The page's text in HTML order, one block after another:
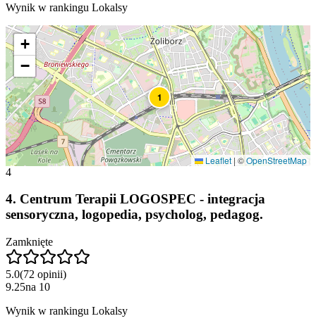
Wynik w rankingu Lokalsy
1
+
−
Leaflet | ©OpenStreetMap
4
4. Centrum Terapii LOGOSPEC - integracja
sensoryczna, logopedia, psycholog, pedagog.
Zamknięte
5.0(72 opinii)
9.25na 10
Wynik w rankingu Lokalsy